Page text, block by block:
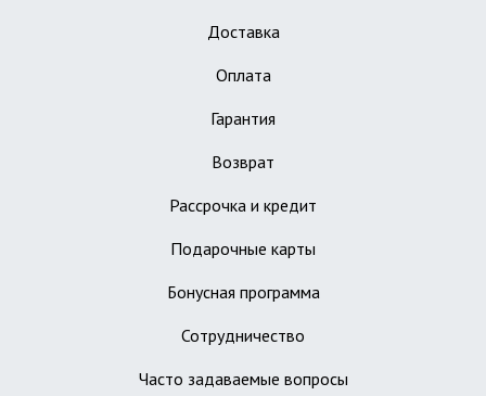
Доставка
Оплата
Гарантия
Возврат
Рассрочка и кредит
Подарочные карты
Бонусная программа
Сотрудничество
Часто задаваемые вопросы